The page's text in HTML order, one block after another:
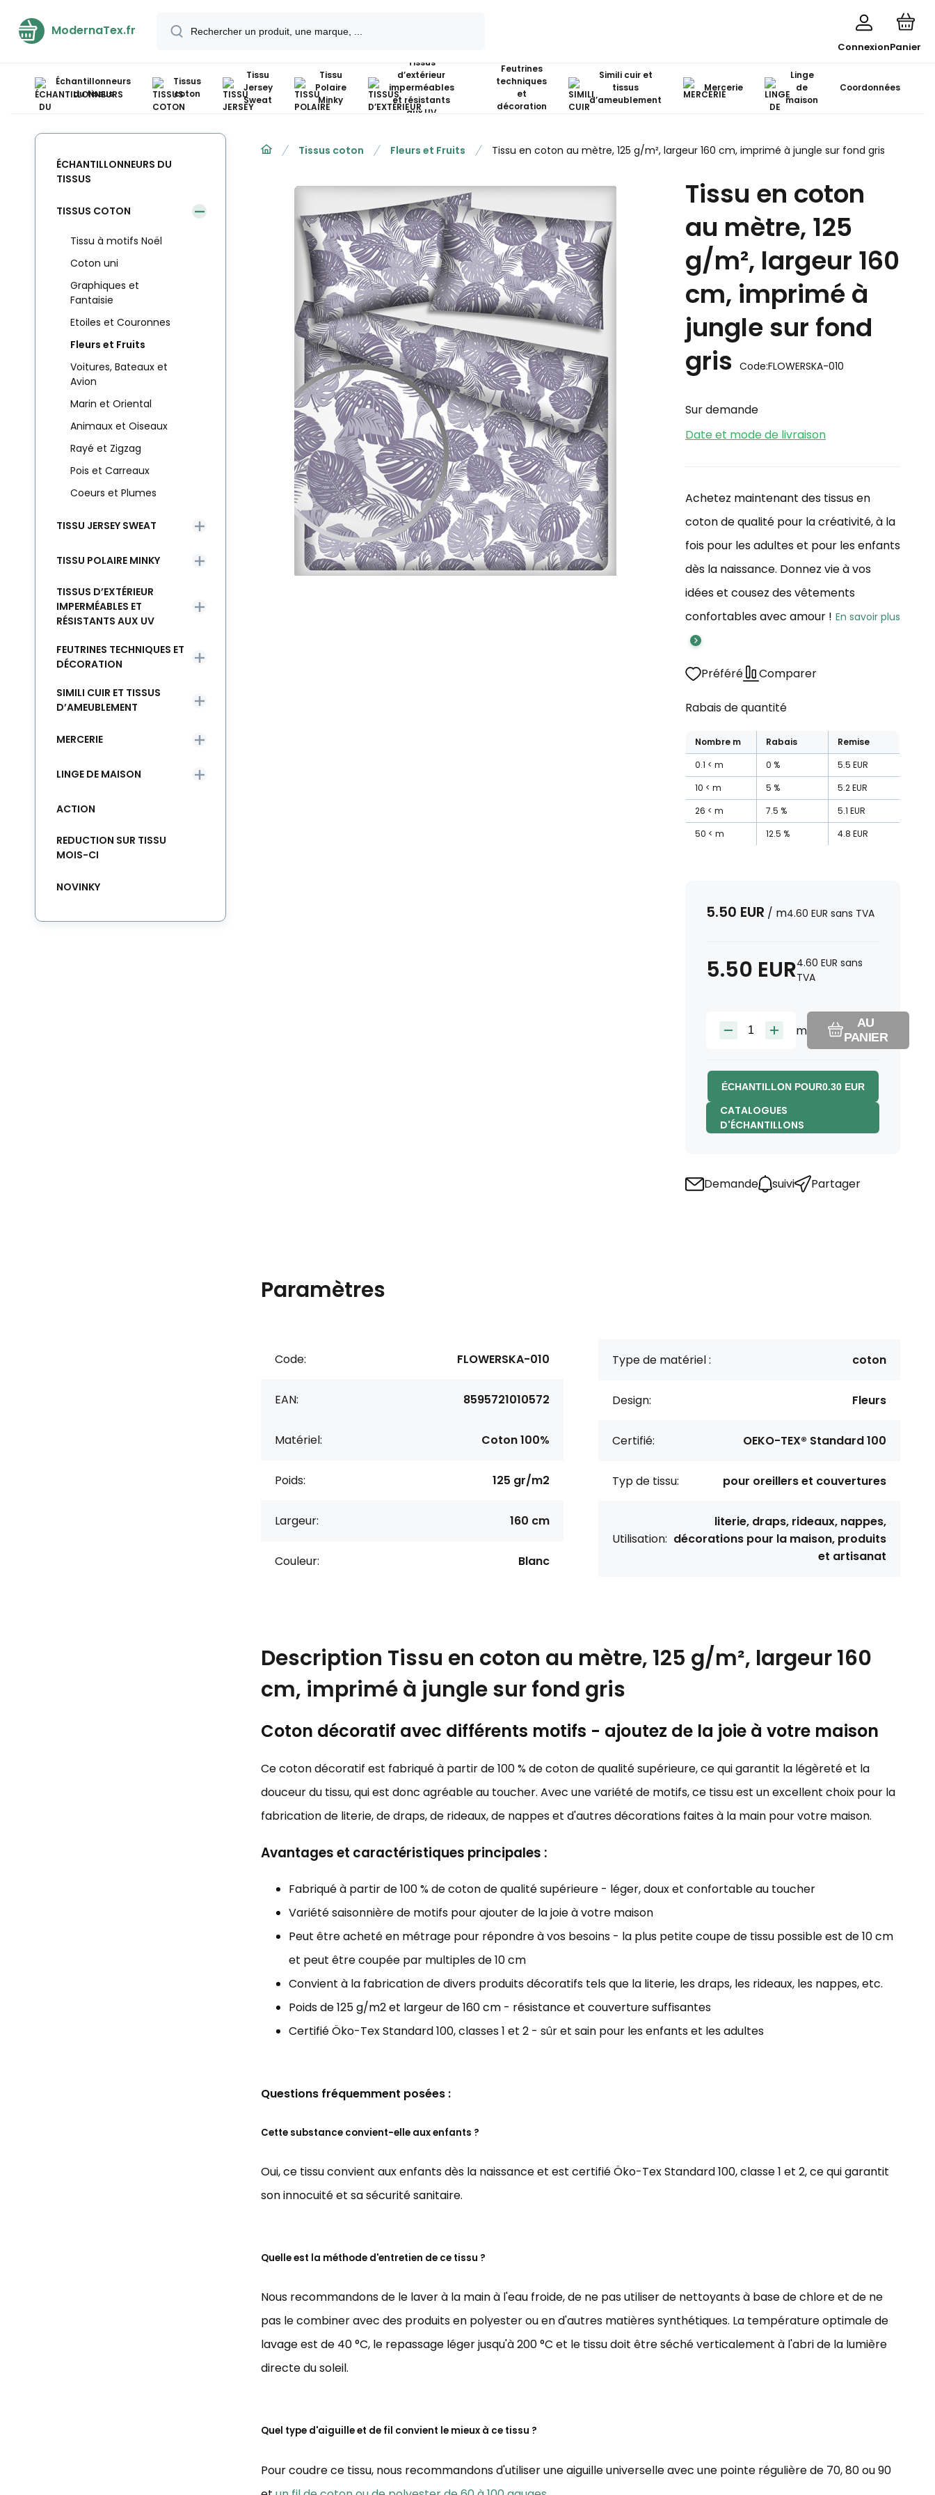
ModernaTex.fr
ConnexionPanier
Échantillonneurs
du tissus
Tissus
coton
Tissu
Jersey
Sweat
Tissu
Polaire
Minky
Tissus
d’extérieur
imperméables
et résistants
aux UV
Feutrines
techniques
et
décoration
Simili cuir et
tissus
d’ameublement
Mercerie
Linge
de
maison
Coordonnées
Tissus coton Fleurs et Fruits Tissu en coton au mètre, 125 g/m², largeur 160 cm, imprimé à jungle sur fond gris
Tissu en coton
au mètre, 125
g/m², largeur 160
cm, imprimé à
jungle sur fond
gris Code:FLOWERSKA-010
Sur demande
Date et mode de livraison
Achetez maintenant des tissus en
coton de qualité pour la créativité, à la
fois pour les adultes et pour les enfants
dès la naissance. Donnez vie à vos
idées et cousez des vêtements
confortables avec amour ! En savoir plus
Préféré Comparer
Rabais de quantité
Nombre m Rabais
Remise
0.1
m 0 % 5.5 EUR
10
m 5 % 5.2EUR
26
m 7.5 % 5.1 EUR
50
m 12.5 % 4.8 EUR
5.50 EUR / m4.60 EUR sans TVA
5.50 EUR4.60 EUR sans
TVA
m
AU
PANIER
ÉCHANTILLON POUR0.30 EUR
CATALOGUES
D'ÉCHANTILLONS
Demande suivi Partager
Paramètres
Code: FLOWERSKA-010
EAN: 8595721010572
Matériel: Coton 100%
Poids: 125 gr/m2
Largeur: 160 cm
Couleur: Blanc
Type de matériel : coton
Design: Fleurs
Certifié: OEKO-TEX® Standard 100
Typ de tissu: pour oreillers et couvertures
Utilisation:
literie, draps, rideaux, nappes,
décorations pour la maison, produits
et artisanat
Description Tissu en coton au mètre, 125 g/m², largeur 160
cm, imprimé à jungle sur fond gris
Coton décoratif avec différents motifs - ajoutez de la joie à votre maison
Ce coton décoratif est fabriqué à partir de 100 % de coton de qualité supérieure, ce qui garantit la légèreté et la
douceur du tissu, qui est donc agréable au toucher. Avec une variété de motifs, ce tissu est un excellent choix pour la
fabrication de literie, de draps, de rideaux, de nappes et d'autres décorations faites à la main pour votre maison.
Avantages et caractéristiques principales :
Fabriqué à partir de 100 % de coton de qualité supérieure - léger, doux et confortable au toucher
Variété saisonnière de motifs pour ajouter de la joie à votre maison
Peut être acheté en métrage pour répondre à vos besoins - la plus petite coupe de tissu possible est de 10 cm
et peut être coupée par multiples de 10 cm
Convient à la fabrication de divers produits décoratifs tels que la literie, les draps, les rideaux, les nappes, etc.
Poids de 125 g/m2 et largeur de 160 cm - résistance et couverture suffisantes
Certifié Öko-Tex Standard 100, classes 1 et 2 - sûr et sain pour les enfants et les adultes
Questions fréquemment posées :
Cette substance convient-elle aux enfants ?
Oui, ce tissu convient aux enfants dès la naissance et est certifié Öko-Tex Standard 100, classe 1 et 2, ce qui garantit
son innocuité et sa sécurité sanitaire.
Quelle est la méthode d'entretien de ce tissu ?
Nous recommandons de le laver à la main à l'eau froide, de ne pas utiliser de nettoyants à base de chlore et de ne
pas le combiner avec des produits en polyester ou en d'autres matières synthétiques. La température optimale de
lavage est de 40 °C, le repassage léger jusqu'à 200 °C et le tissu doit être séché verticalement à l'abri de la lumière
directe du soleil.
Quel type d'aiguille et de fil convient le mieux à ce tissu ?
Pour coudre ce tissu, nous recommandons d'utiliser une aiguille universelle avec une pointe régulière de 70, 80 ou 90
ÉCHANTILLONNEURS DU
TISSUS
TISSUS COTON
Tissu à motifs Noël
Coton uni
Graphiques et
Fantaisie
Etoiles et Couronnes
Fleurs et Fruits
Voitures, Bateaux et
Avion
Marin et Oriental
Animaux et Oiseaux
Rayé et Zigzag
Pois et Carreaux
Coeurs et Plumes
TISSU JERSEY SWEAT
TISSU POLAIRE MINKY
TISSUS D’EXTÉRIEUR
IMPERMÉABLES ET
RÉSISTANTS AUX UV
FEUTRINES TECHNIQUES ET
DÉCORATION
SIMILI CUIR ET TISSUS
D’AMEUBLEMENT
MERCERIE
LINGE DE MAISON
ACTION
REDUCTION SUR TISSU
MOIS-CI
NOVINKY